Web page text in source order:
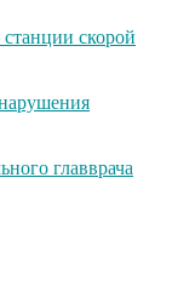
скорой
главврача